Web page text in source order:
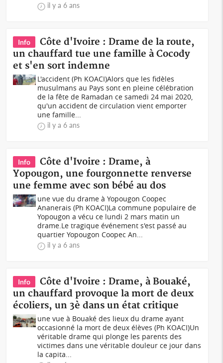
il y a 6 ans
Info
Côte d'Ivoire : Drame de la route,
un chauffard tue une famille à Cocody
et s'en sort indemne
L'accident (Ph KOACI)Alors que les fidèles
musulmans au Pays sont en pleine célébration
de la fête de Ramadan ce samedi 24 mai 2020,
qu'un accident de circulation vient emporter
une famille...
il y a 6 ans
Info
Côte d'Ivoire : Drame, à
Yopougon, une fourgonnette renverse
une femme avec son bébé au dos
une vue du drame à Yopougon Coopec
Ananerais (Ph KOACI)La commune populaire de
Yopougon a vécu ce lundi 2 mars matin un
drame.Le tragique événement s'est passé au
quartier Yopougon Coopec An...
il y a 6 ans
Info
Côte d'Ivoire : Drame, à Bouaké,
un chauffard provoque la mort de deux
écoliers, un 3è dans un état critique
une vue à Bouaké des lieux du drame ayant
occasionné la mort de deux élèves (Ph KOACI)Un
véritable drame qui plonge les parents des
victimes dans une véritable douleur ce jour dans
la capita...